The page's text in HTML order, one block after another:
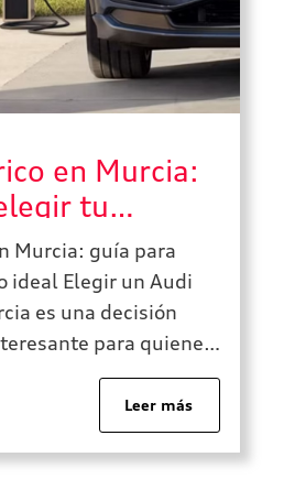
en Murcia:
tu
Murcia: guía para
ideal Elegir un Audi
es una decisión
para quienes
eficiente, tecnología
CERO y una
silenciosa,
La clave está en
Leer más